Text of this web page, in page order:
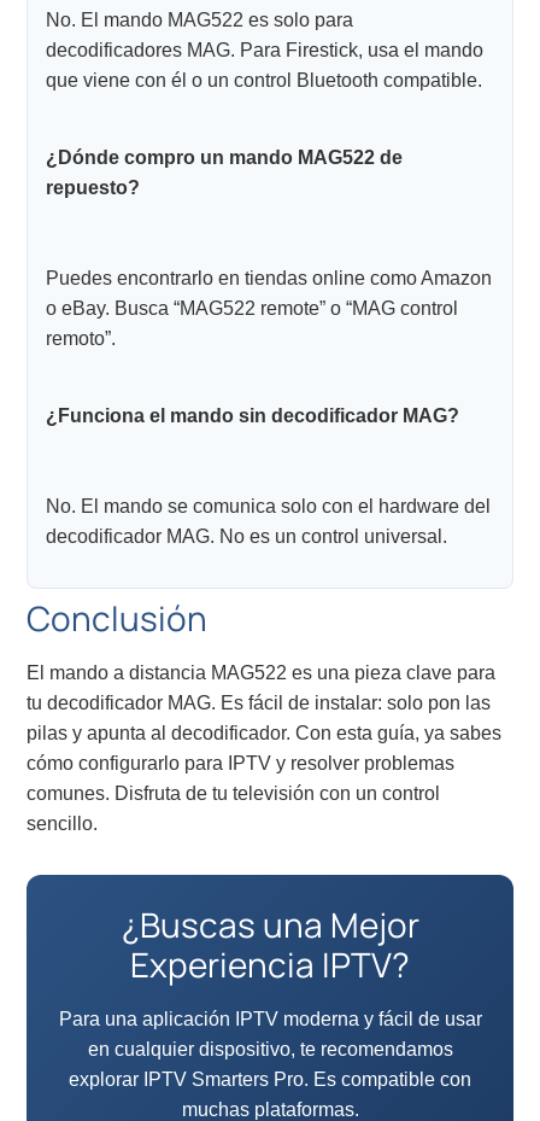
No. El mando MAG522 es solo para
decodificadores MAG. Para Firestick, usa el mando
que viene con él o un control Bluetooth compatible.
¿Dónde compro un mando MAG522 de
repuesto?
Puedes encontrarlo en tiendas online como Amazon
o eBay. Busca “MAG522 remote” o “MAG control
remoto”.
¿Funciona el mando sin decodificador MAG?
No. El mando se comunica solo con el hardware del
decodificador MAG. No es un control universal.
Conclusión
El mando a distancia MAG522 es una pieza clave para
tu decodificador MAG. Es fácil de instalar: solo pon las
pilas y apunta al decodificador. Con esta guía, ya sabes
cómo configurarlo para IPTV y resolver problemas
comunes. Disfruta de tu televisión con un control
sencillo.
¿Buscas una Mejor
Experiencia IPTV?
Para una aplicación IPTV moderna y fácil de usar
en cualquier dispositivo, te recomendamos
explorar IPTV Smarters Pro. Es compatible con
muchas plataformas.